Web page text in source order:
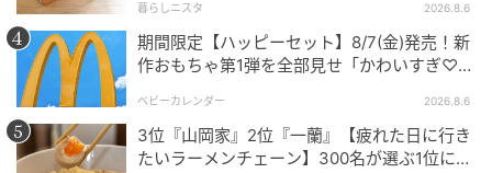
手順2：ロールの筒に押し込む
『内フラップ』を切り終わったら、三等分した両端は
箱の側面に折り畳みましょう。
残った中央の1本だけ、箱の中心に向かって飛び出た状
暮らしニスタ 2026.8.6
期間限定【ハッピーセット】8/7(金)発売！新
作おもちゃ第1弾を全部見せ「かわいすぎ♡」
ベビーカレンダー 2026.8.6
3位『山岡家』2位『一蘭』【疲れた日に行き
たいラーメンチェーン】300名が選ぶ1位に